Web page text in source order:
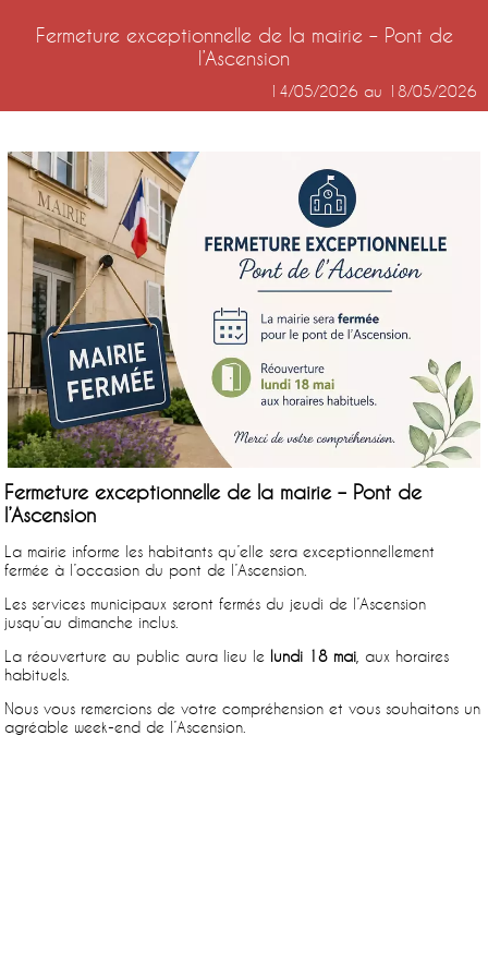
Fermeture exceptionnelle de la mairie – Pont de
l’Ascension
14/05/2026 au 18/05/2026
Fermeture exceptionnelle de la mairie – Pont de
l’Ascension
La mairie informe les habitants qu’elle sera exceptionnellement
fermée à l’occasion du pont de l’Ascension.
Les services municipaux seront fermés du jeudi de l’Ascension
jusqu’au dimanche inclus.
La réouverture au public aura lieu le lundi 18 mai, aux horaires
habituels.
Nous vous remercions de votre compréhension et vous souhaitons un
agréable week-end de l’Ascension.